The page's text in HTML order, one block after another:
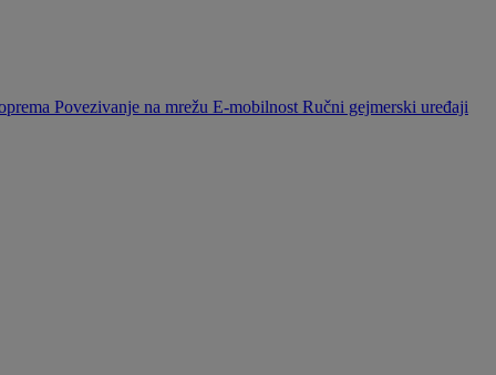
Povezivanje na mrežu E-mobilnost Ručni gejmerski uređaji